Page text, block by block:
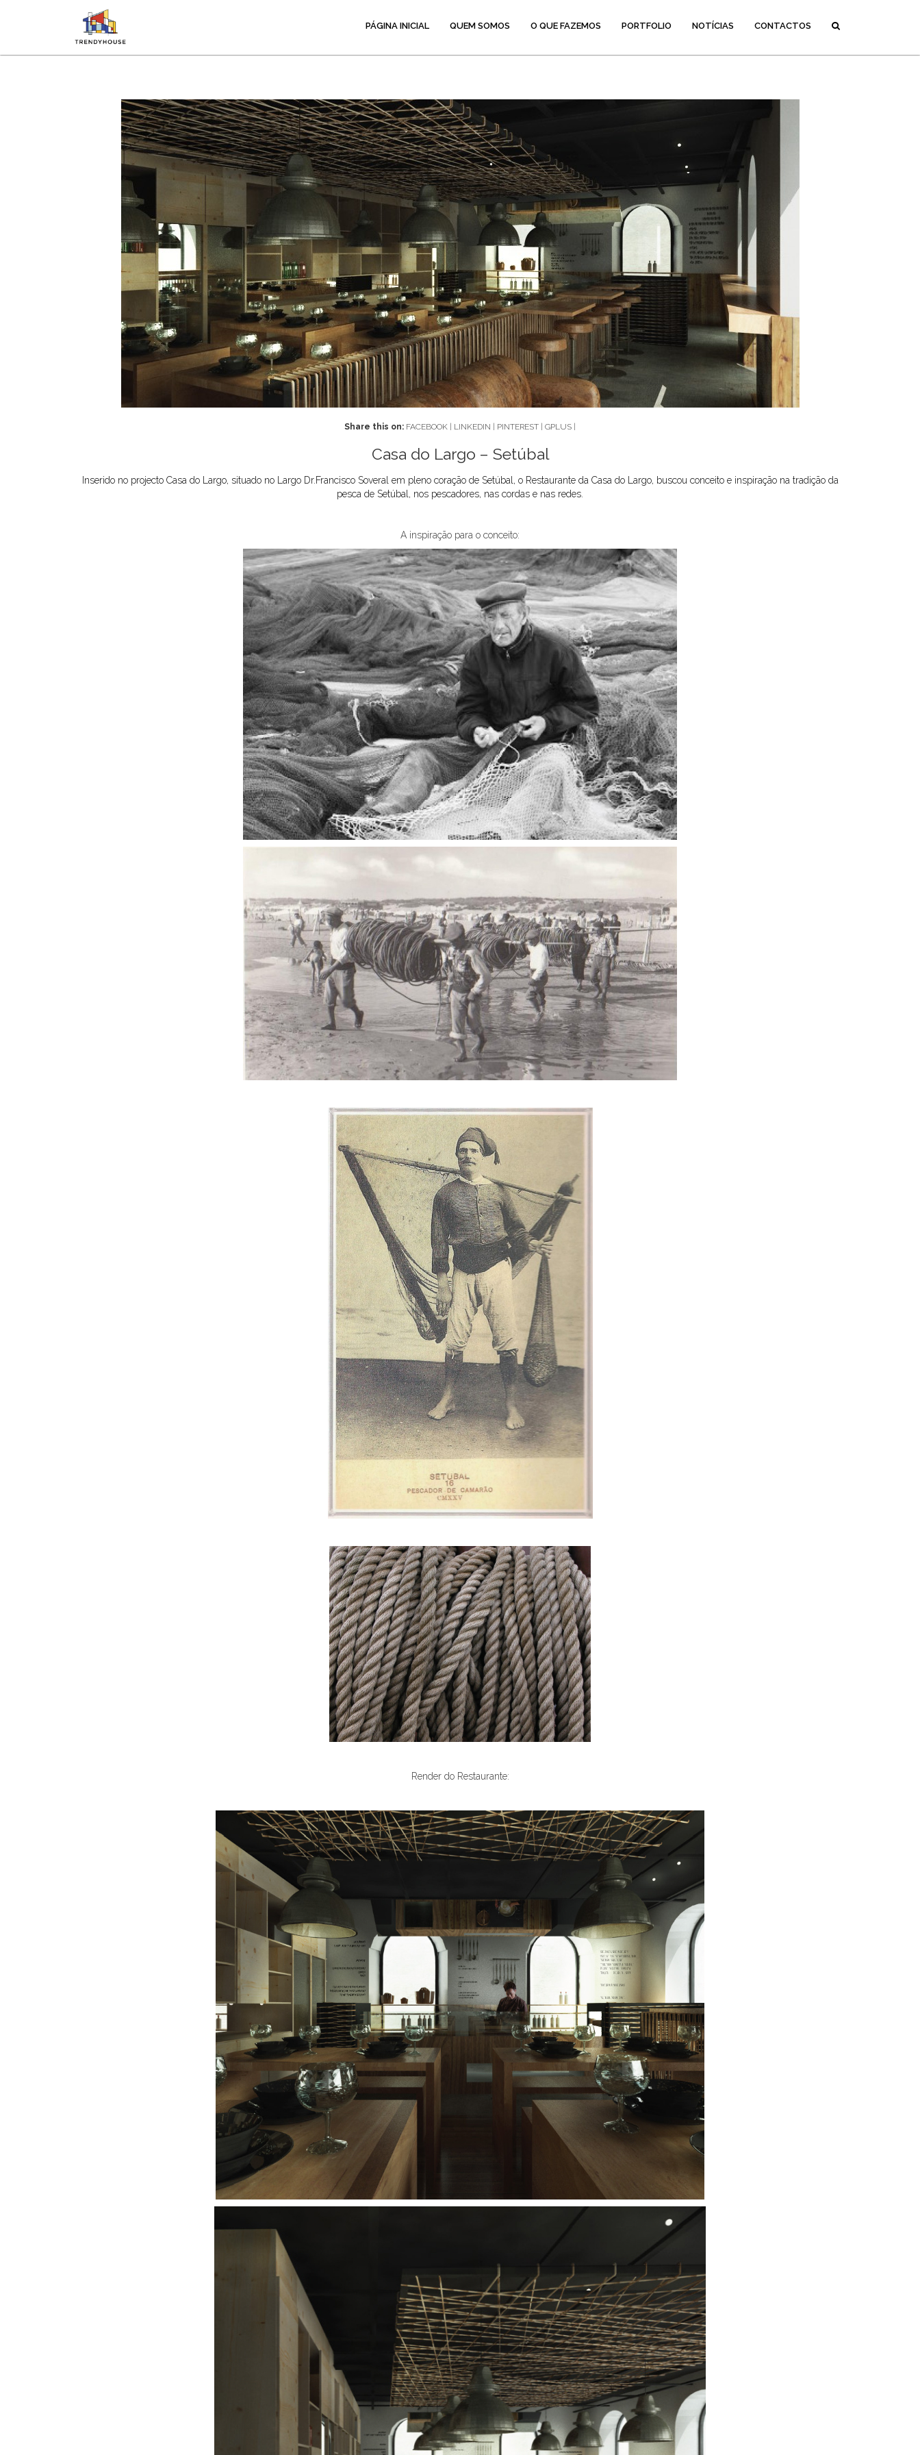
PÁGINA INICIAL QUEM SOMOS O QUE FAZEMOS PORTFOLIO NOTÍCIAS CONTACTOS
Share this on: FACEBOOK LINKEDIN PINTEREST GPLUS
Casa do Largo – Setúbal
Inserido no projecto Casa do Largo, situado no Largo Dr.Francisco Soveral em pleno coração de Setúbal, o Restaurante da Casa do Largo, buscou conceito e inspiração na tradição da
pesca de Setúbal, nos pescadores, nas cordas e nas redes.
A inspiração para o conceito:
Render do Restaurante: